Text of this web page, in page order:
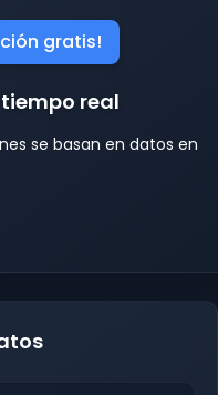
gratis!
real
se basan en datos en